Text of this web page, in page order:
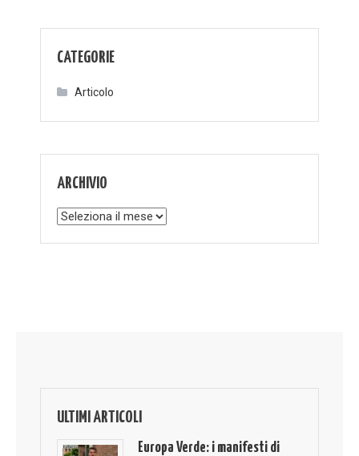
CATEGORIE
Articolo
ARCHIVIO
Archivio
ULTIMI ARTICOLI
Europa Verde: i manifesti di